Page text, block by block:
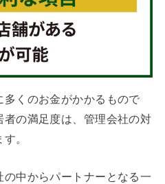
くのお金がかかるもので
の満足度は、管理会社の対
。
中からパートナーとなる一